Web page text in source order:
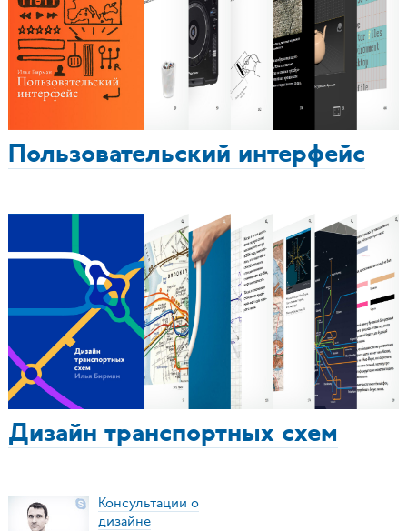
Пользовательский интерфейс
Дизайн транспортных схем
Консультации о
дизайне